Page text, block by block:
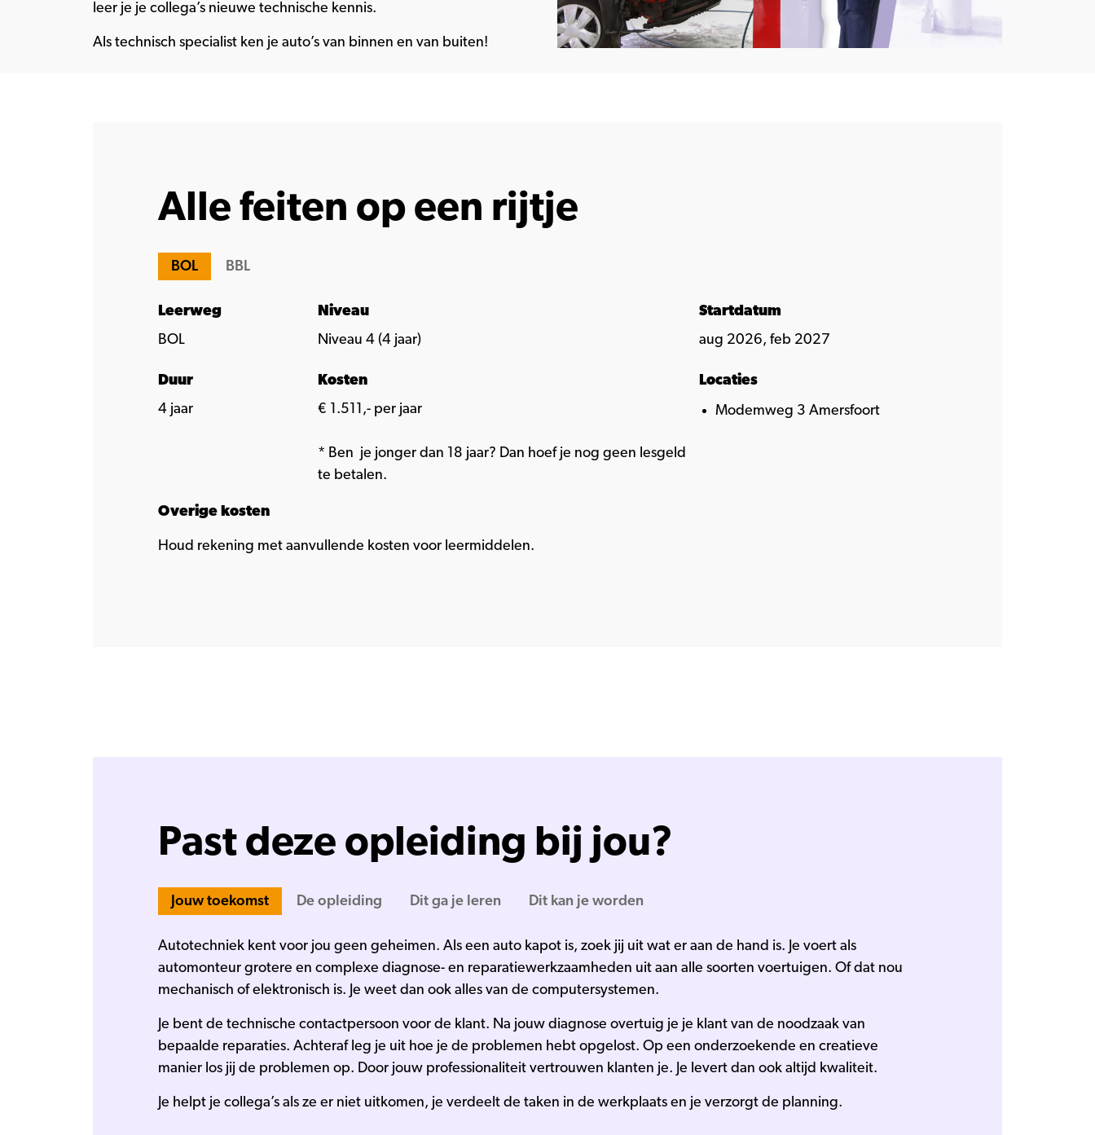
leer je je collega’s nieuwe technische kennis.
Als technisch specialist ken je auto’s van binnen en van buiten!
Alle feiten op een rijtje
BOL BBL
Leerweg
BOL
Duur
4 jaar
Niveau
Niveau 4 (4 jaar)
Kosten
€ 1.511,- per jaar
* Ben je jonger dan 18 jaar? Dan hoef je nog geen lesgeld
te betalen.
Startdatum
aug 2026, feb 2027
Locaties
Modemweg 3 Amersfoort
Overige kosten
Houd rekening met aanvullende kosten voor leermiddelen.
Past deze opleiding bij jou?
Jouw toekomst De opleiding Dit ga je leren Dit kan je worden
Autotechniek kent voor jou geen geheimen. Als een auto kapot is, zoek jij uit wat er aan de hand is. Je voert als
automonteur grotere en complexe diagnose- en reparatiewerkzaamheden uit aan alle soorten voertuigen. Of dat nou
mechanisch of elektronisch is. Je weet dan ook alles van de computersystemen.
Je bent de technische contactpersoon voor de klant. Na jouw diagnose overtuig je je klant van de noodzaak van
bepaalde reparaties. Achteraf leg je uit hoe je de problemen hebt opgelost. Op een onderzoekende en creatieve
manier los jij de problemen op. Door jouw professionaliteit vertrouwen klanten je. Je levert dan ook altijd kwaliteit.
Je helpt je collega’s als ze er niet uitkomen, je verdeelt de taken in de werkplaats en je verzorgt de planning.